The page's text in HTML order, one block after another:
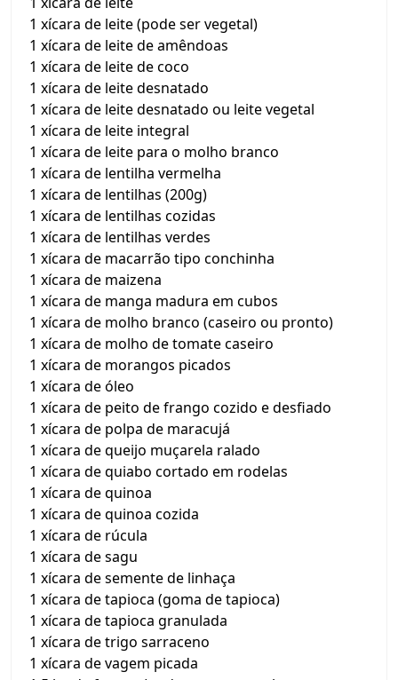
1 xícara de leite (pode ser vegetal)
1 xícara de leite de amêndoas
1 xícara de leite de coco
1 xícara de leite desnatado
1 xícara de leite desnatado ou leite vegetal
1 xícara de leite integral
1 xícara de leite para o molho branco
1 xícara de lentilha vermelha
1 xícara de lentilhas (200g)
1 xícara de lentilhas cozidas
1 xícara de lentilhas verdes
1 xícara de macarrão tipo conchinha
1 xícara de maizena
1 xícara de manga madura em cubos
1 xícara de molho branco (caseiro ou pronto)
1 xícara de molho de tomate caseiro
1 xícara de morangos picados
1 xícara de óleo
1 xícara de peito de frango cozido e desfiado
1 xícara de polpa de maracujá
1 xícara de queijo muçarela ralado
1 xícara de quiabo cortado em rodelas
1 xícara de quinoa
1 xícara de quinoa cozida
1 xícara de rúcula
1 xícara de sagu
1 xícara de semente de linhaça
1 xícara de tapioca (goma de tapioca)
1 xícara de tapioca granulada
1 xícara de trigo sarraceno
1 xícara de vagem picada